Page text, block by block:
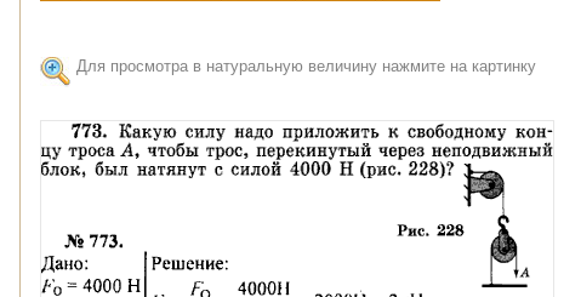
Для просмотра в натуральную величину нажмите на картинку